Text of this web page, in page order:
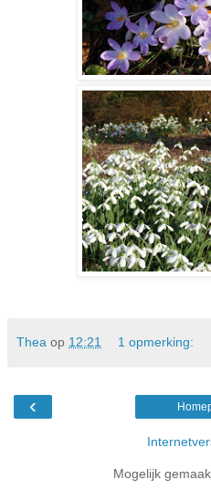
Thea op 12:21 1 opmerking:
‹
Mogelijk